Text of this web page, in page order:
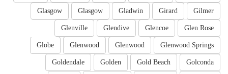
Gilmer
Girard
Gladwin
Glasgow
Glasgow
Glen Rose
Glencoe
Glendive
Glenville
Glenwood Springs
Glenwood
Glenwood
Globe
Golconda
Gold Beach
Golden
Goldendale